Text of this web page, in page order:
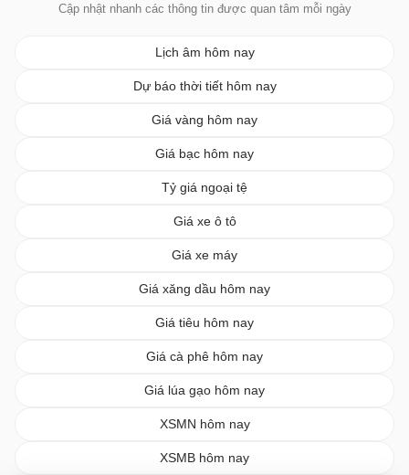
Cập nhật nhanh các thông tin được quan tâm mỗi ngày
Lịch âm hôm nay
Dự báo thời tiết hôm nay
Giá vàng hôm nay
Giá bạc hôm nay
Tỷ giá ngoại tệ
Giá xe ô tô
Giá xe máy
Giá xăng dầu hôm nay
Giá tiêu hôm nay
Giá cà phê hôm nay
Giá lúa gạo hôm nay
XSMN hôm nay
XSMB hôm nay